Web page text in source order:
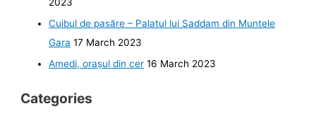
Cuibul de pasăre – Palatul lui Saddam din Muntele
Gara 17 March 2023
Amedi, orașul din cer 16 March 2023
Categories